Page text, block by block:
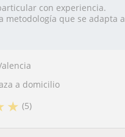
con experiencia.
metodología que se adapta a
a domicilio
★ (5)